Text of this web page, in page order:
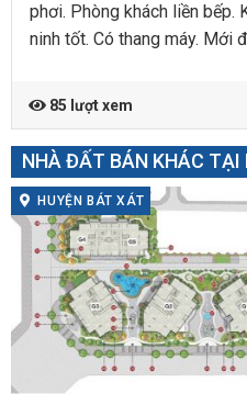
phơi. Phòng khách liền bếp.
ninh tốt. Có thang máy. Mới
85 lượt xem
NHÀ ĐẤT BÁN KHÁC TẠI
HUYỆN BÁT XÁT